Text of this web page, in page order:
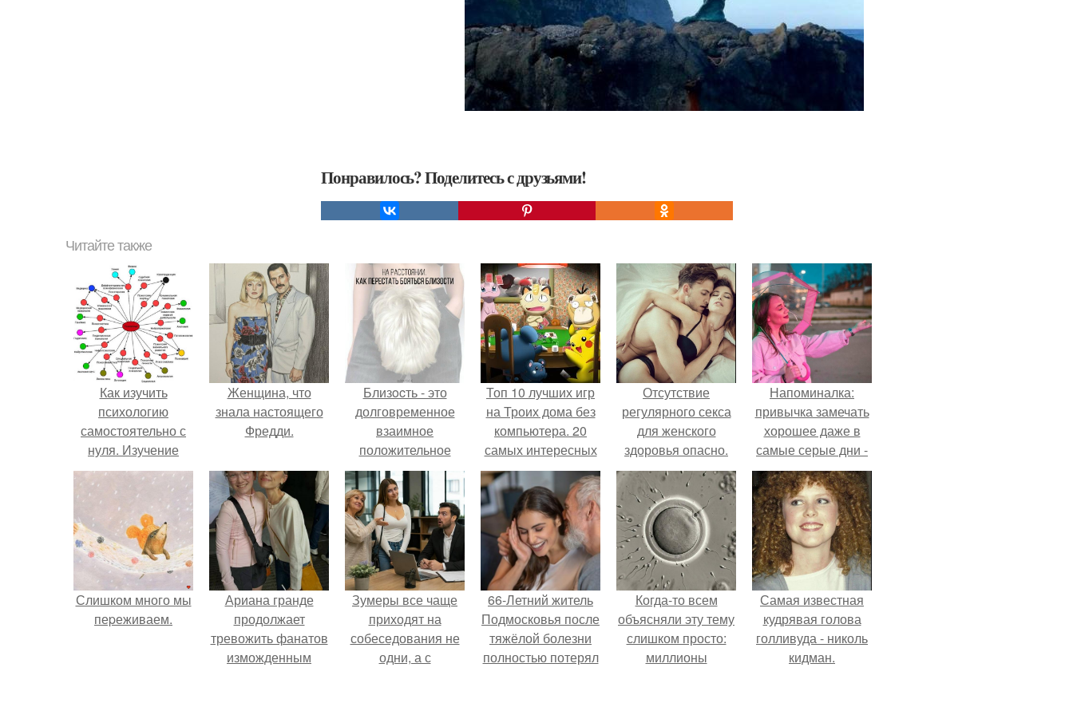
Понравилось? Поделитесь с друзьями!
Читайте также
Как изучить
психологию
самостоятельно с
нуля. Изучение
психологии: основы
в книгах и база
знаний
Женщина, что
знала настоящего
Фредди.
Близocть - это
долговременное
взаимное
положительное
эмоциональное
вовлечение,
взаимодействие.
Топ 10 лучших игр
на Троих дома без
компьютера. 20
самых интересных
игр для компании
Отсутствие
регулярного секса
для женского
здоровья опасно.
Напоминалка:
привычка замечать
хорошее даже в
самые серые дни -
это не очередная
сказка из книг по
саморазвитию.
Слишком много мы
пеpеживаем.
Ариана гранде
продолжает
тревожить фанатов
изможденным
Зумеры все чаще
приходят на
собеседования не
одни, а с
66-Летний житель
Подмосковья после
тяжёлой болезни
полностью потерял
Когда-то всем
объясняли эту тему
слишком просто:
миллионы
Самая известная
кудрявая голова
голливуда - николь
кидман.